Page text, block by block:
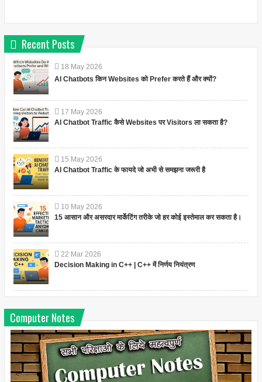
Recent Posts
18 May 2026
AI Chatbots किन Websites को Prefer करते हैं और क्यों?
17 May 2026
AI Chatbot Traffic कैसे Websites पर Visitors ला सकता है?
15 May 2026
AI Chatbot Traffic के फायदे जो अभी से समझना जरूरी है
10 May 2026
15 आसान और असरदार मार्केटिंग तरीके जो हर कोई इस्तेमाल कर सकता है।
22 Mar 2026
Decision Making in C++ | C++ में निर्णय नियंत्रण
Computer Notes